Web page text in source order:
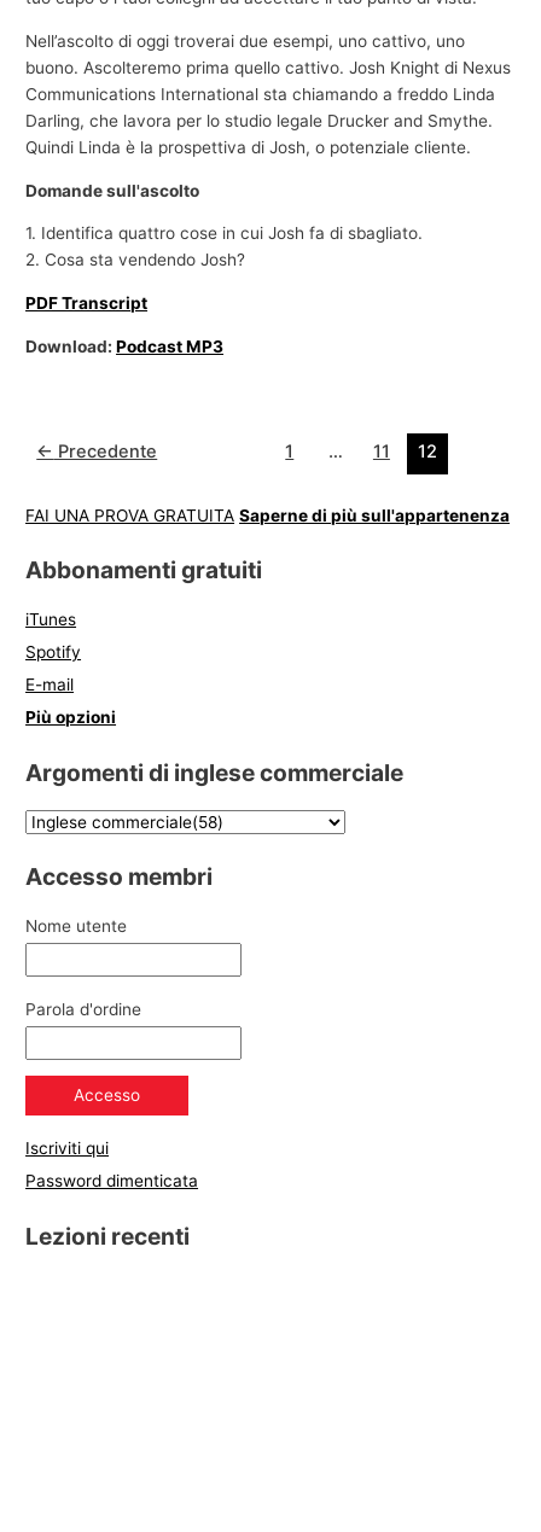
Nell’ascolto di oggi troverai due esempi, uno cattivo, uno
buono. Ascolteremo prima quello cattivo. Josh Knight di Nexus
Communications International sta chiamando a freddo Linda
Darling, che lavora per lo studio legale Drucker and Smythe.
Quindi Linda è la prospettiva di Josh, o potenziale cliente.
Domande sull'ascolto
1. Identifica quattro cose in cui Josh fa di sbagliato.
2. Cosa sta vendendo Josh?
PDF Transcript
Download:Podcast MP3
← Precedente 1 … 11 12
FAI UNA PROVA GRATUITA Saperne di più sull'appartenenza
Abbonamenti gratuiti
iTunes
Spotify
E-mail
Più opzioni
Argomenti di inglese commerciale
Accesso membri
Nome utente
Parola d'ordine
Iscriviti qui
Password dimenticata
Lezioni recenti